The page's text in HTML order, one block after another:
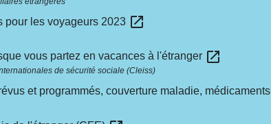
pour les voyageurs 2023 open_in_new
vous partez en vacances à l'étranger open_in_new
de sécurité sociale (Cleiss)
et programmés, couverture maladie, médicaments